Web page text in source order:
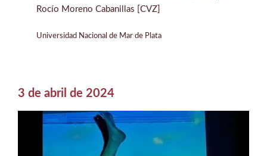
Rocío Moreno Cabanillas [CVZ]
Universidad Nacional de Mar de Plata
3 de abril de 2024